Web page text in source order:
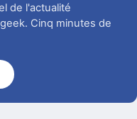
de l'actualité
Cinq minutes de